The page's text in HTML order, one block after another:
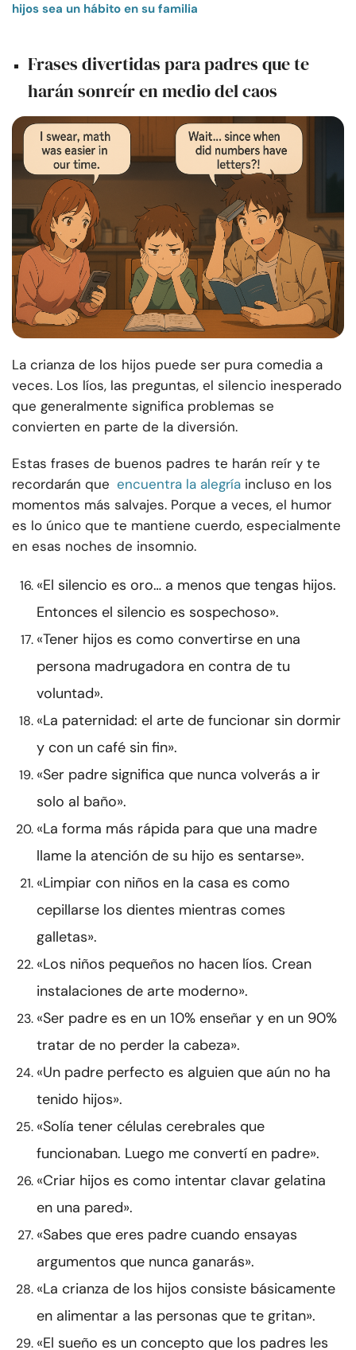
hijos sea un hábito en su familia
Frases divertidas para padres que te
harán sonreír en medio del caos
La crianza de los hijos puede ser pura comedia a
veces. Los líos, las preguntas, el silencio inesperado
que generalmente significa problemas se
convierten en parte de la diversión.
Estas frases de buenos padres te harán reír y te
recordarán que encuentra la alegría incluso en los
momentos más salvajes. Porque a veces, el humor
es lo único que te mantiene cuerdo, especialmente
en esas noches de insomnio.
«El silencio es oro… a menos que tengas hijos.
Entonces el silencio es sospechoso».
«Tener hijos es como convertirse en una
persona madrugadora en contra de tu
voluntad».
«La paternidad: el arte de funcionar sin dormir
y con un café sin fin».
«Ser padre significa que nunca volverás a ir
solo al baño».
«La forma más rápida para que una madre
llame la atención de su hijo es sentarse».
«Limpiar con niños en la casa es como
cepillarse los dientes mientras comes
galletas».
«Los niños pequeños no hacen líos. Crean
instalaciones de arte moderno».
«Ser padre es en un 10% enseñar y en un 90%
tratar de no perder la cabeza».
«Un padre perfecto es alguien que aún no ha
tenido hijos».
«Solía tener células cerebrales que
funcionaban. Luego me convertí en padre».
«Criar hijos es como intentar clavar gelatina
en una pared».
«Sabes que eres padre cuando ensayas
argumentos que nunca ganarás».
«La crianza de los hijos consiste básicamente
en alimentar a las personas que te gritan».
«El sueño es un concepto que los padres les